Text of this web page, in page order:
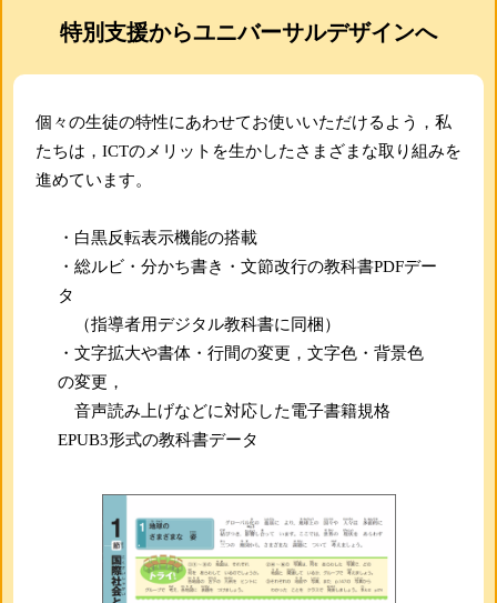
特別支援からユニバーサルデザインへ
個々の生徒の特性にあわせてお使いいただけるよう， 私
たちは，ICTのメリットを生かしたさまざまな取り組みを
進めています。
・白黒反転表示機能の搭載
・総ルビ・分かち書き・文節改行の教科書PDFデー
タ
（指導者用デジタル教科書に同梱）
・文字拡大や書体・行間の変更，文字色・背景色
の変更，
音声読み上げなどに対応した電子書籍規格
EPUB3形式の教科書データ